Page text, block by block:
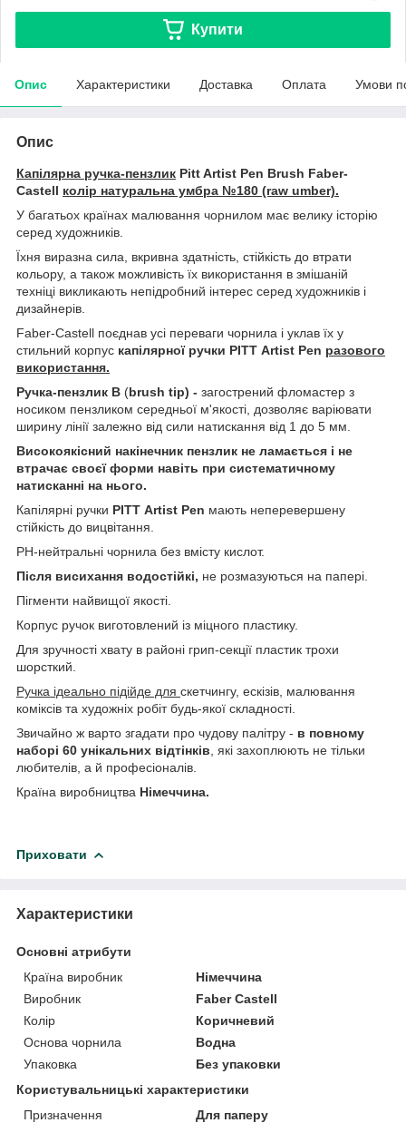
Купити
Опис Характеристики Доставка Оплата Умови
Опис
Капілярна ручка-пензлик Pitt Artist Pen Brush Faber-
Castell колір натуральна умбра №180 (raw umber).
У багатьох країнах малювання чорнилом має велику історію
серед художників.
Їхня виразна сила, вкривна здатність, стійкість до втрати
кольору, а також можливість їх використання в змішаній
техніці викликають непідробний інтерес серед художників і
дизайнерів.
Faber-Castell поєднав усі переваги чорнила і уклав їх у
стильний корпус капілярної ручки PITT Artist Pen разового
використання.
Ручка-пензлик B (brush tip) - загострений фломастер з
носиком пензликом середньої м'якості, дозволяє варіювати
ширину лінії залежно від сили натискання від 1 до 5 мм.
Високоякісний накінечник пензлик не ламається і не
втрачає своєї форми навіть при систематичному
натисканні на нього.
Капілярні ручки PITT Artist Pen мають неперевершену
стійкість до вицвітання.
PH-нейтральні чорнила без вмісту кислот.
Після висихання водостійкі, не розмазуються на папері.
Пігменти найвищої якості.
Корпус ручок виготовлений із міцного пластику.
Для зручності хвату в районі грип-секції пластик трохи
шорсткий.
Ручка ідеально підійде для скетчингу, ескізів, малювання
коміксів та художніх робіт будь-якої складності.
Звичайно ж варто згадати про чудову палітру - в повному
наборі 60 унікальних відтінків , які захоплюють не тільки
любителів, а й професіоналів.
Країна виробництва Німеччина.
Приховати
Характеристики
Основні атрибути
Країна виробник
Німеччина
Виробник
Faber Castell
Колір
Коричневий
Основа чорнила
Водна
Упаковка
Без упаковки
Користувальницькі характеристики
Призначення
Для паперу